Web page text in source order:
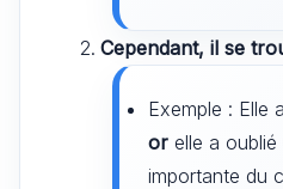
Cependant, il se
Exemple : Elle
or elle a oublié
importante du